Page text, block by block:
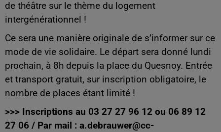
de théâtre sur le thème du logement
intergénérationnel !
Ce sera une manière originale de s’informer sur ce
mode de vie solidaire. Le départ sera donné lundi
prochain, à 8h depuis la place du Quesnoy. Entrée
et transport gratuit, sur inscription obligatoire, le
nombre de places étant limité !
>>> Inscriptions au 03 27 27 96 12 ou 06 89 12
27 06 / Par mail : a.debrauwer@cc-